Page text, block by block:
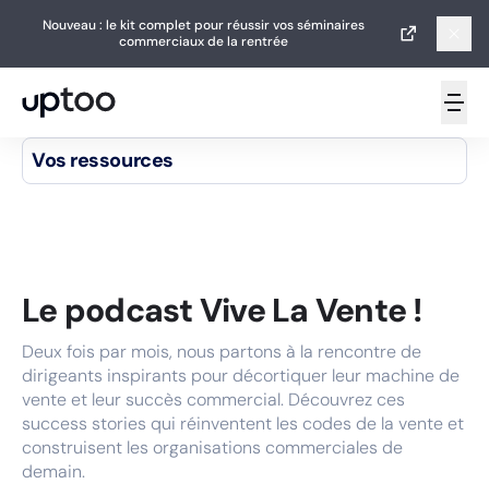
Nouveau : le kit complet pour réussir vos séminaires
commerciaux de la rentrée
Nouveau : le kit complet pour réussir vos séminaires
commerciaux de la rentrée
Vos ressources
Livres blancs
Podcasts
Vidéos
Newsletters
Le podcast Vive La Vente !
Deux fois par mois, nous partons à la rencontre de
dirigeants inspirants pour décortiquer leur machine de
vente et leur succès commercial. Découvrez ces
success stories qui réinventent les codes de la vente et
construisent les organisations commerciales de
demain.